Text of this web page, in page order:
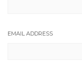
EMAIL ADDRESS